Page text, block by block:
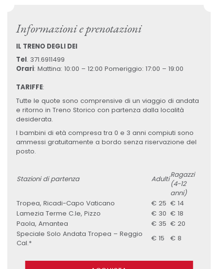
Informazioni e prenotazioni
IL TRENO DEGLI DEI
Tel. 371.6911499
Orari: Mattina: 10:00 – 12:00 Pomeriggio: 17:00 – 19:00
TARIFFE:
Tutte le quote sono comprensive di un viaggio di andata
e ritorno in Treno Storico con partenza dalla località
desiderata.
I bambini di età compresa tra 0 e 3 anni compiuti sono
ammessi gratuitamente a bordo senza riservazione del
posto.
Stazioni di partenza AdultiRagazzi
(4-12
anni)
Tropea, Ricadi-Capo Vaticano
€ 25 € 14
Lamezia Terme C.le, Pizzo
€ 30 € 18
Paola, Amantea
€ 35 € 20
Speciale Solo Andata Tropea – Reggio
Cal.*
€ 15 € 8